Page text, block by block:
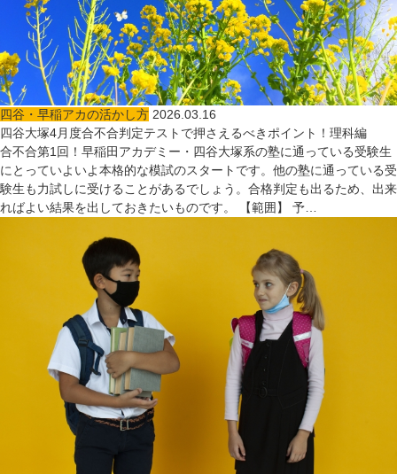
四谷・早稲アカの活かし方 2026.03.16
四谷大塚4月度合不合判定テストで押さえるべきポイント！理科編
合不合第1回！早稲田アカデミー・四谷大塚系の塾に通っている受験生
にとっていよいよ本格的な模試のスタートです。他の塾に通っている受
験生も力試しに受けることがあるでしょう。合格判定も出るため、出来
ればよい結果を出しておきたいものです。 【範囲】 予…